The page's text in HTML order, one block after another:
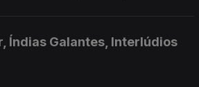
Hatoum e Héctor Abad Faciolince.
Índias Galantes, Interlúdios